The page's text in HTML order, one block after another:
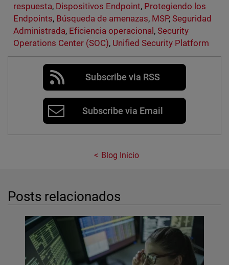
respuesta, Dispositivos Endpoint, Protegiendo los
Endpoints, Búsqueda de amenazas, MSP,Seguridad
Administrada, Eficiencia operacional ,Security
Operations Center (SOC), Unified Security Platform
Subscribe via RSS
Subscribe via Email
Blog Inicio
Posts relacionados